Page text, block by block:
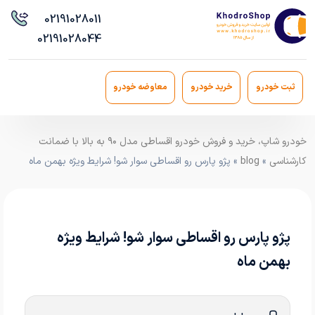
02191028011
02191028044
ثبت خودرو خرید خودرو معاوضه خودرو
خودرو شاپ، خرید و فروش خودرو اقساطی مدل ۹۰ به بالا با ضمانت
کارشناسی »
blog » پژو پارس رو اقساطی سوار شو! شرایط ویژه بهمن ماه
پژو پارس رو اقساطی سوار شو! شرایط ویژه
بهمن ماه